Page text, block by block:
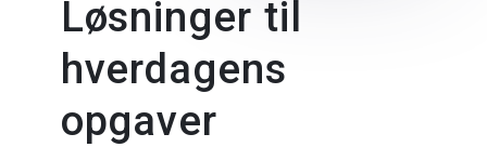
Løsninger til
hverdagens
opgaver